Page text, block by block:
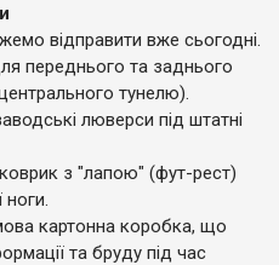
відправити вже сьогодні.
переднього та заднього
тунелю).
люверси під штатні
з "лапою" (фут-рест)
ноги.
картонна коробка, що
та бруду під час